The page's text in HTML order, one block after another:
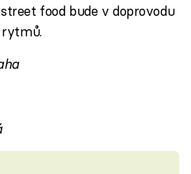
food bude v doprovodu